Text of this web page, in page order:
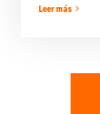
Leer más